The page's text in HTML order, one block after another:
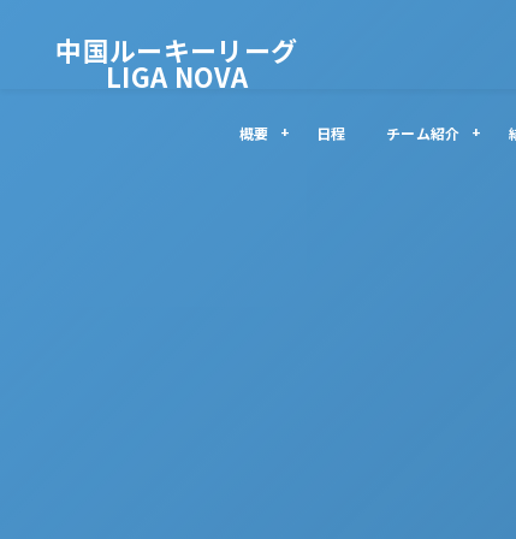
中国ルーキーリーグ
LIGA NOVA
概要 日程 チーム紹介